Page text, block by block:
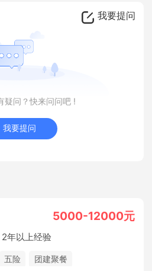
我要提问
疑问？快来问问吧 !
我要提问
5000-12000元
2年以上经验
五险 团建聚餐